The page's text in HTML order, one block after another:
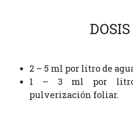
DOSIS
2 – 5 ml por litro de
1 – 3 ml por
pulverización foliar.